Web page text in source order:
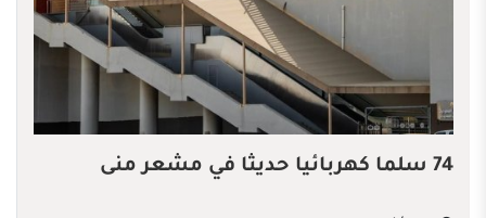
74 سلما كهربائيا حديثا في مشعر منى